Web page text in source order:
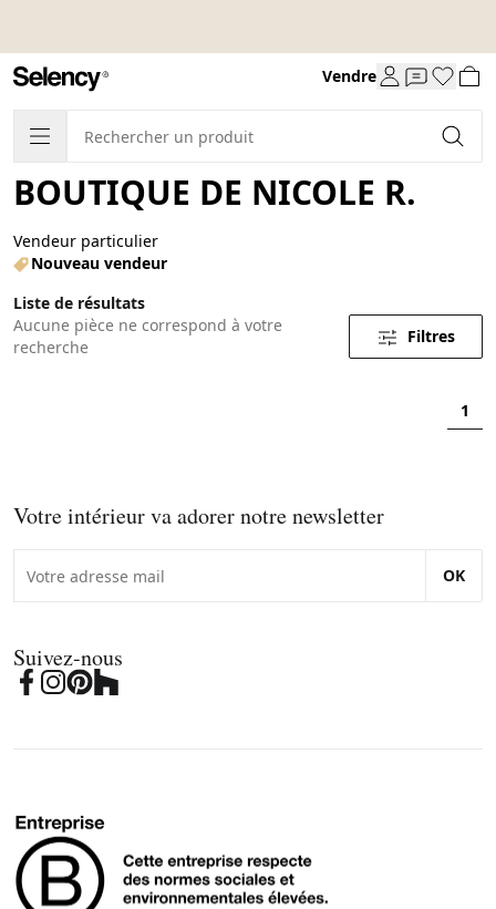
Vendre
BOUTIQUE DE NICOLE R.
Vendeur particulier
Nouveau vendeur
Liste de résultats
Aucune pièce ne correspond à votre
recherche
Filtres
1
Votre intérieur va adorer notre newsletter
OK
Suivez-nous